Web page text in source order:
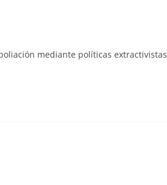
mediante políticas extractivistas